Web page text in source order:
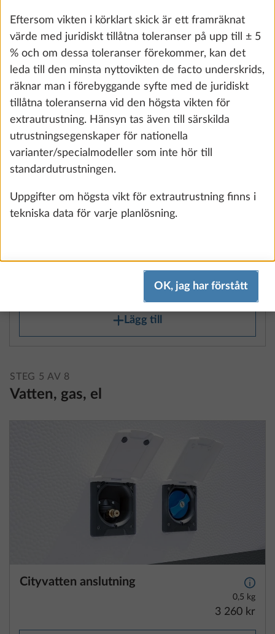
8 680 kr
Lägg till
och springwoodram för dubbelsäng
2,9 kg
10 310 kr
Lägg till
STEG 5 AV 8
Vatten, gas, el
Cityvatten anslutning Mer
0,5 kg
3 260 kr
Eftersom vikten i körklart skick är ett framräknat
värde med juridiskt tillåtna toleranser på upp till ± 5
% och om dessa toleranser förekommer, kan det
leda till den minsta nyttovikten de facto underskrids,
räknar man i förebyggande syfte med de juridiskt
tillåtna toleranserna vid den högsta vikten för
extrautrustning. Hänsyn tas även till särskilda
utrustningsegenskaper för nationella
varianter/specialmodeller som inte hör till
standardutrustningen.
Uppgifter om högsta vikt för extrautrustning finns i
tekniska data för varje planlösning.
OK, jag har förstått